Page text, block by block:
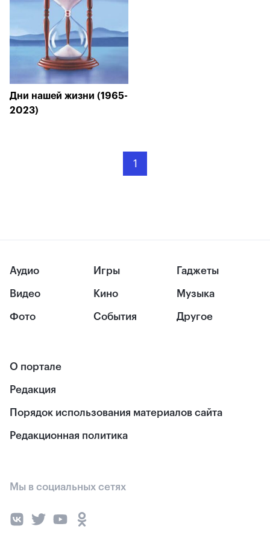
Дни нашей жизни (1965-
2023)
1
Аудио
Видео
Фото
Игры
Кино
События
Гаджеты
Музыка
Другое
О портале
Редакция
Порядок использования материалов сайта
Редакционная политика
Мы в социальных сетях